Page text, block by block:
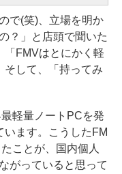
で(笑)、立場を明か
？」と店頭で聞いた
「FMVはとにかく軽
そして、「持ってみ
軽量ノートPCを発
ます。こうしたFM
ことが、国内個人
がっていると思って